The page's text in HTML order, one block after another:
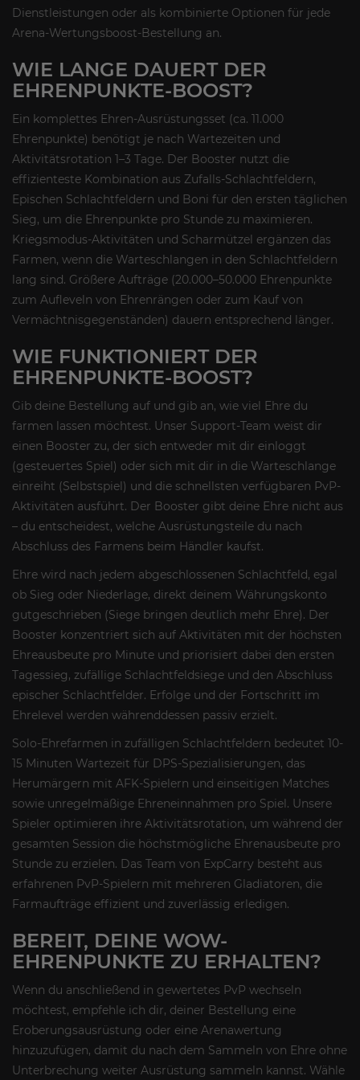
Dienstleistungen oder als kombinierte Optionen für jede
Arena-Wertungsboost-Bestellung an.
WIE LANGE DAUERT DER
EHRENPUNKTE-BOOST?
Ein komplettes Ehren-Ausrüstungsset (ca. 11.000
Ehrenpunkte) benötigt je nach Wartezeiten und
Aktivitätsrotation 1–3 Tage. Der Booster nutzt die
effizienteste Kombination aus Zufalls-Schlachtfeldern,
Epischen Schlachtfeldern und Boni für den ersten täglichen
Sieg, um die Ehrenpunkte pro Stunde zu maximieren.
Kriegsmodus-Aktivitäten und Scharmützel ergänzen das
Farmen, wenn die Warteschlangen in den Schlachtfeldern
lang sind. Größere Aufträge (20.000–50.000 Ehrenpunkte
zum Aufleveln von Ehrenrängen oder zum Kauf von
Vermächtnisgegenständen) dauern entsprechend länger.
WIE FUNKTIONIERT DER
EHRENPUNKTE-BOOST?
Gib deine Bestellung auf und gib an, wie viel Ehre du
farmen lassen möchtest. Unser Support-Team weist dir
einen Booster zu, der sich entweder mit dir einloggt
(gesteuertes Spiel) oder sich mit dir in die Warteschlange
einreiht (Selbstspiel) und die schnellsten verfügbaren PvP-
Aktivitäten ausführt. Der Booster gibt deine Ehre nicht aus
– du entscheidest, welche Ausrüstungsteile du nach
Abschluss des Farmens beim Händler kaufst.
Ehre wird nach jedem abgeschlossenen Schlachtfeld, egal
ob Sieg oder Niederlage, direkt deinem Währungskonto
gutgeschrieben (Siege bringen deutlich mehr Ehre). Der
Booster konzentriert sich auf Aktivitäten mit der höchsten
Ehreausbeute pro Minute und priorisiert dabei den ersten
Tagessieg, zufällige Schlachtfeldsiege und den Abschluss
epischer Schlachtfelder. Erfolge und der Fortschritt im
Ehrelevel werden währenddessen passiv erzielt.
Solo-Ehrefarmen in zufälligen Schlachtfeldern bedeutet 10-
15 Minuten Wartezeit für DPS-Spezialisierungen, das
Herumärgern mit AFK-Spielern und einseitigen Matches
sowie unregelmäßige Ehreneinnahmen pro Spiel. Unsere
Spieler optimieren ihre Aktivitätsrotation, um während der
gesamten Session die höchstmögliche Ehrenausbeute pro
Stunde zu erzielen. Das Team von ExpCarry besteht aus
erfahrenen PvP-Spielern mit mehreren Gladiatoren, die
Farmaufträge effizient und zuverlässig erledigen.
BEREIT, DEINE WOW-
EHRENPUNKTE ZU ERHALTEN?
Wenn du anschließend in gewertetes PvP wechseln
möchtest, empfehle ich dir, deiner Bestellung eine
Eroberungsausrüstung oder eine Arenawertung
hinzuzufügen, damit du nach dem Sammeln von Ehre ohne
Unterbrechung weiter Ausrüstung sammeln kannst. Wähle